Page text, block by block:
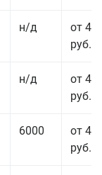
н/д
от 42
руб.
н/д
от 43
руб.
6000
от 41
руб.